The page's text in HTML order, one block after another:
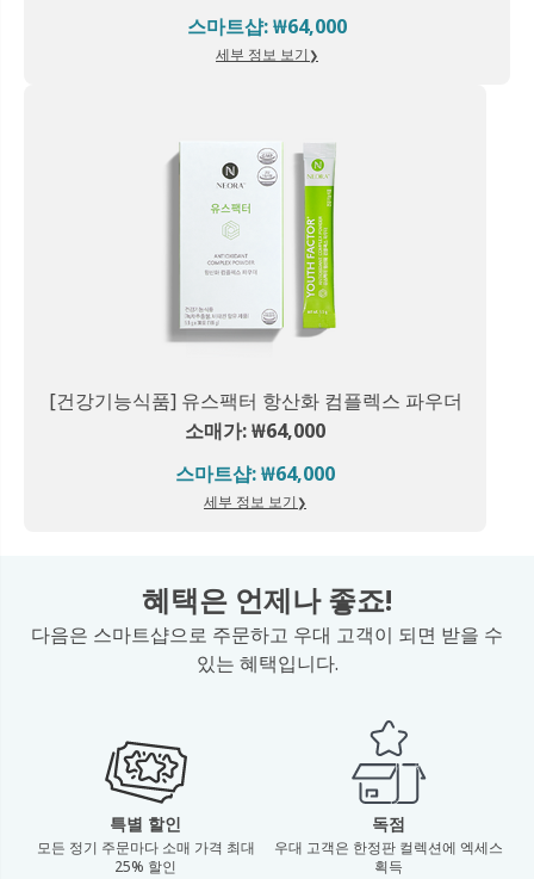
스마트샵: ₩64,000
세부 정보 보기
[건강기능식품] 유스팩터 항산화 컴플렉스 파우더
소매가: ₩64,000
스마트샵: ₩64,000
세부 정보 보기
혜택은 언제나 좋죠!
다음은 스마트샵으로 주문하고 우대 고객이 되면 받을 수
있는 혜택입니다.
특별 할인
모든 정기 주문마다 소매 가격 최대
25% 할인
독점
우대 고객은 한정판 컬렉션에 엑세스
획득